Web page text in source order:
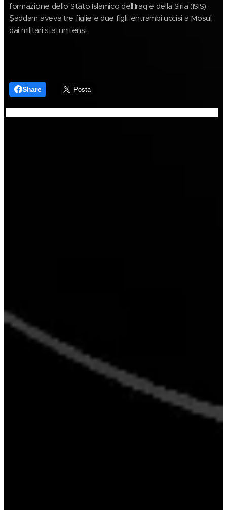
formazione dello Stato Islamico dell'Iraq e della Siria (ISIS).
Ṣaddam aveva tre figlie e due figli, entrambi uccisi a Mosul
dai militari statunitensi.
Share